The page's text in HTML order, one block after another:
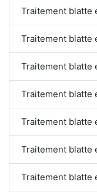
Traitement blatte
Traitement blatte
Traitement blatte
Traitement blatte
Traitement blatte
Traitement blatte
Traitement blatte